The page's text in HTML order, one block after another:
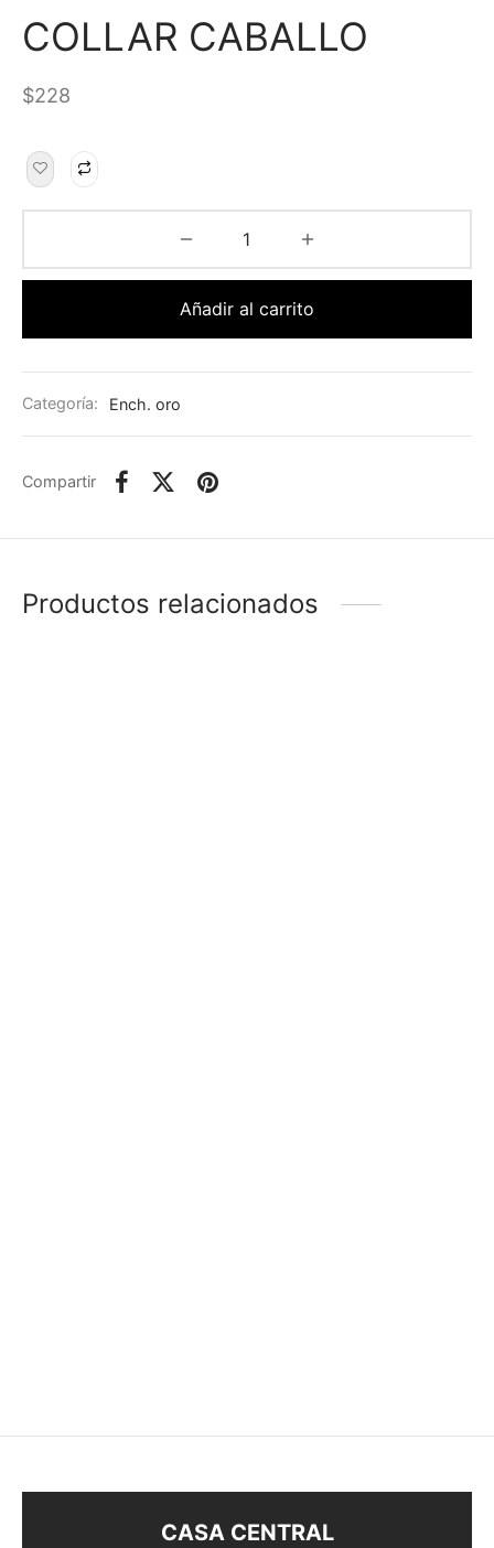
COLLAR CABALLO
$228
Añadir al carrito
Categoría: Ench. oro
Compartir
Productos relacionados
CASA CENTRAL